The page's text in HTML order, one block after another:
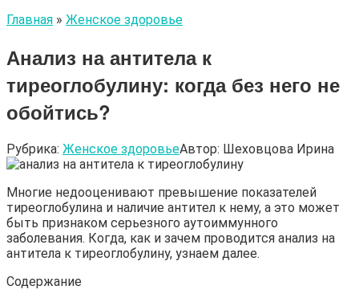
Главная » Женское здоровье
Анализ на антитела к
тиреоглобулину: когда без него не
обойтись?
Рубрика: Женское здоровьеАвтор: Шеховцова Ирина
Многие недооценивают превышение показателей
тиреоглобулина и наличие антител к нему, а это может
быть признаком серьезного аутоиммунного
заболевания. Когда, как и зачем проводится анализ на
антитела к тиреоглобулину, узнаем далее.
Содержание